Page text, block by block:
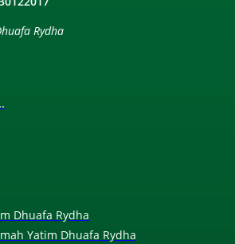
Rydha
Dhuafa Rydha
Yatim Dhuafa Rydha